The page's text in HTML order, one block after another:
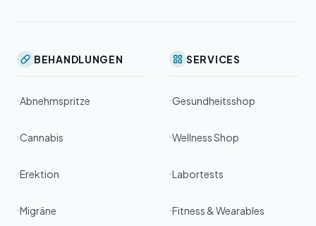
BEHANDLUNGEN
Abnehmspritze
Cannabis
Erektion
Migräne
SERVICES
Gesundheitsshop
Wellness Shop
Labortests
Fitness & Wearables